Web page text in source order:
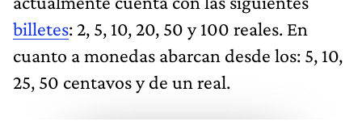
billetes: 2, 5, 10, 20, 50 y 100 reales. En
cuanto a monedas abarcan desde los: 5, 10,
25, 50 centavos y de un real.